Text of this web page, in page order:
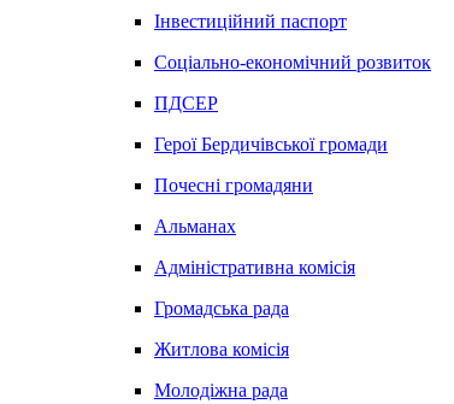
Інвестиційний паспорт
Соціально-економічний розвиток
ПДСЕР
Герої Бердичівської громади
Почесні громадяни
Альманах
Адміністративна комісія
Громадська рада
Житлова комісія
Молодіжна рада